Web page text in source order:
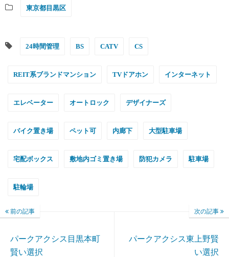
東京都目黒区
24時間管理 BS CATV CS
REIT系ブランドマンション TVドアホン インターネット
エレベーター オートロック デザイナーズ
バイク置き場 ペット可 内廊下 大型駐車場
宅配ボックス 敷地内ゴミ置き場 防犯カメラ 駐車場
駐輪場
前の記事
パークアクシス目黒本町
賢い選択
次の記事
パークアクシス東上野賢
い選択